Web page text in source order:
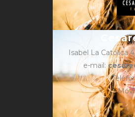
Isabel La Católica
e-mail: